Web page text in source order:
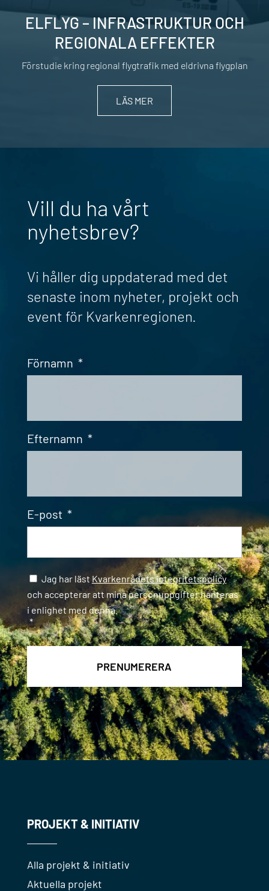
ELFLYG – INFRASTRUKTUR OCH
REGIONALA EFFEKTER
Förstudie kring regional flygtrafik med eldrivna flygplan
LÄS MER
Vill du ha vårt
nyhetsbrev?
Vi håller dig uppdaterad med det
senaste inom nyheter, projekt och
event för Kvarkenregionen.
Förnamn *
Efternamn *
E-post *
Samtycke *
Jag har läst Kvarkenrådets integritetspolicy
och accepterar att mina personuppgifter hanteras
i enlighet med denna.
*
PROJEKT & INITIATIV
Alla projekt & initiativ
Aktuella projekt